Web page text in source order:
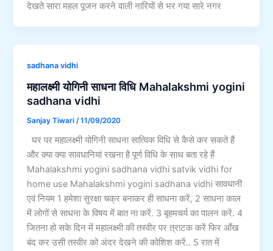
देखते सारा महल पूजन करने वाली नारियों से भर गया सारे नगर
sadhana vidhi
महालक्ष्मी योगिनी साधना विधि Mahalakshmi yogini
sadhana vidhi
Sanjay Tiwari /11/09/2020
घर पर महालक्ष्मी योगिनी साधना सात्विक विधि से कैसे कर सकते हैं
और क्या क्या सावधानियां रखना है पूर्ण विधि के साथ बता रहे हैं
Mahalakshmi yogini sadhana vidhi satvik vidhi for
home use Mahalakshmi yogini sadhana vidhi सावधानी
एवं नियम 1 हमेशा सुरक्षा चक्र बनाकर ही साधना करें, 2 साधना काल
में लोगों से साधना के विषय में बात ना करें. 3 बृहमचर्य का पालन करें. 4
जितना हो सके दिन में महालक्ष्मी की तस्वीर पर त्राटक करें फिर आँख
बंद कर उसी तस्वीर को अंदर देखने की कोशिश करें.. 5 रात में